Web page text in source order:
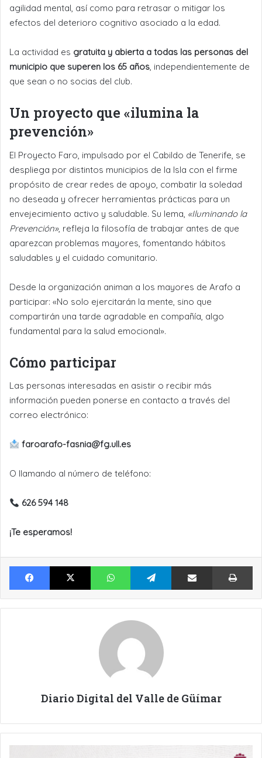
agilidad mental, así como para retrasar o mitigar los
efectos del deterioro cognitivo asociado a la edad.
La actividad es gratuita y abierta a todas las personas del
municipio que superen los 65 años, independientemente de
que sean o no socias del club.
Un proyecto que «ilumina la
prevención»
El Proyecto Faro, impulsado por el Cabildo de Tenerife, se
despliega por distintos municipios de la Isla con el firme
propósito de crear redes de apoyo, combatir la soledad
no deseada y ofrecer herramientas prácticas para un
envejecimiento activo y saludable. Su lema, «Iluminando la
Prevención», refleja la filosofía de trabajar antes de que
aparezcan problemas mayores, fomentando hábitos
saludables y el cuidado comunitario.
Desde la organización animan a los mayores de Arafo a
participar: «No solo ejercitarán la mente, sino que
compartirán una tarde agradable en compañía, algo
fundamental para la salud emocional».
Cómo participar
Las personas interesadas en asistir o recibir más
información pueden ponerse en contacto a través del
correo electrónico:
faroarafo-fasnia@fg.ull.es
O llamando al número de teléfono:
626 594 148
¡Te esperamos!
Facebook X WhatsApp Telegram Compartir por Email
Diario Digital del Valle de Güímar